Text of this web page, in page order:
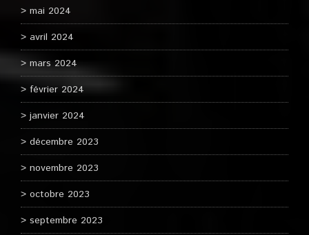
mai 2024
avril 2024
mars 2024
février 2024
janvier 2024
décembre 2023
novembre 2023
octobre 2023
septembre 2023